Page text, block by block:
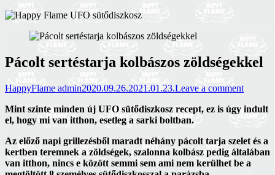
Pácolt sertéstarja kolbászos zöldségekkel
HappyFlame admin2020.09.26.2021.01.23.Leave a comment
Mint szinte minden új UFO sütődiszkosz recept, ez is úgy indult
el, hogy mi van itthon, esetleg a sarki boltban.
Az előző napi grillezésből maradt néhány pácolt tarja szelet és a
kertben teremnek a zöldségek, szalonna kolbász pedig általában
van itthon, nincs e között semmi sem ami nem kerülhet be a